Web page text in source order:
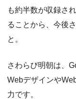
も約半数が収録さ
ることから、今後
と。
さわらび明朝は、
Webデザインや
力です。